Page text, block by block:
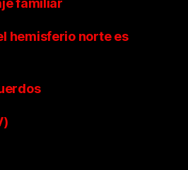
familiar
hemisferio norte es